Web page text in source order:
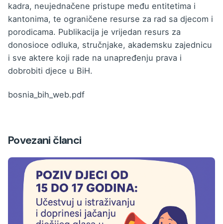
kadra, neujednačene pristupe među entitetima i
kantonima, te ograničene resurse za rad sa djecom i
porodicama. Publikacija je vrijedan resurs za
donosioce odluka, stručnjake, akademsku zajednicu
i sve aktere koji rade na unapređenju prava i
dobrobiti djece u BiH.
bosnia_bih_web.pdf
Povezani članci